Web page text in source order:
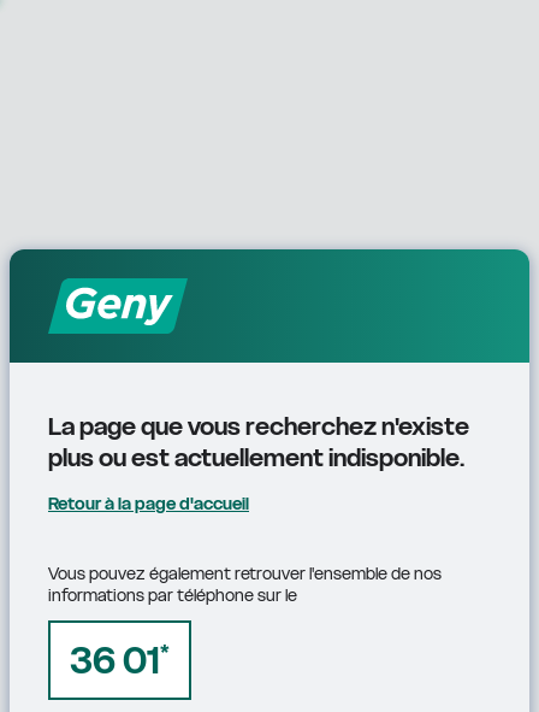
La page que vous recherchez n'existe
plus ou est actuellement indisponible.
Retour à la page d'accueil
Vous pouvez également retrouver l'ensemble de nos
informations par téléphone sur le
36 01*